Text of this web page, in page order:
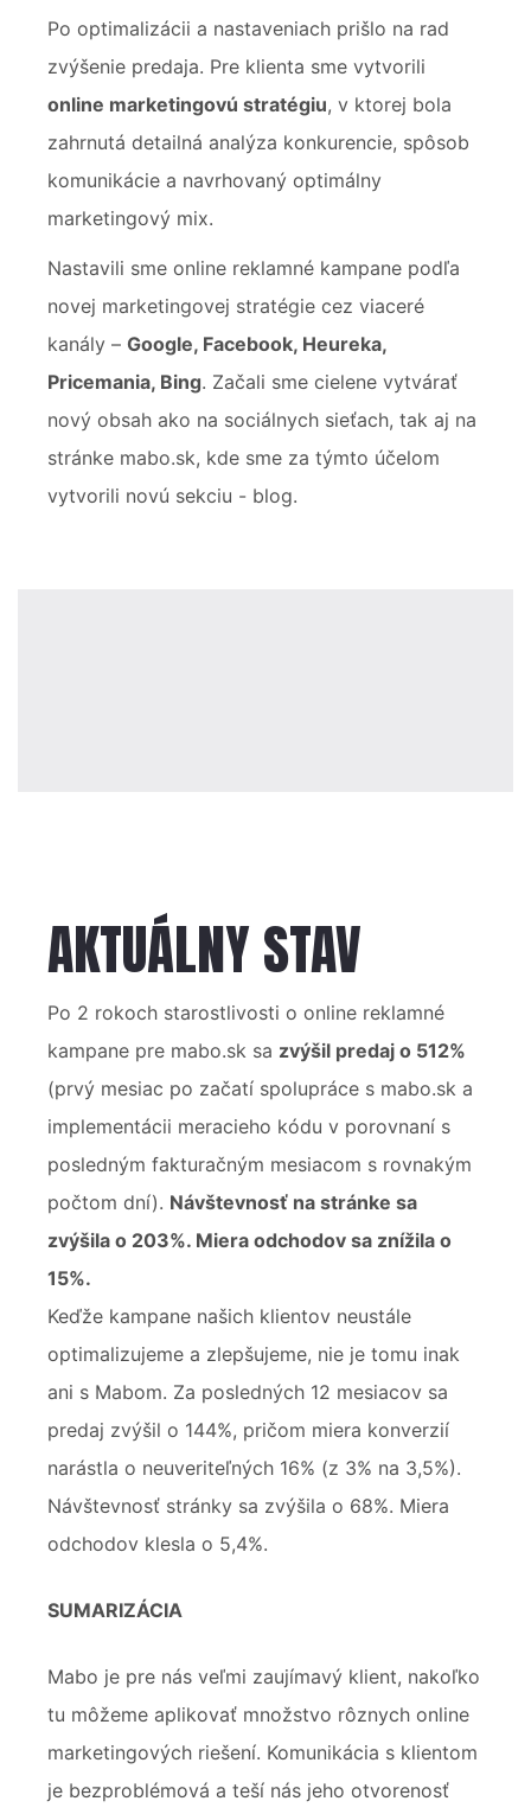
Po optimalizácii a nastaveniach prišlo na rad
zvýšenie predaja. Pre klienta sme vytvorili
online marketingovú stratégiu, v ktorej bola
zahrnutá detailná analýza konkurencie, spôsob
komunikácie a navrhovaný optimálny
marketingový mix.
Nastavili sme online reklamné kampane podľa
novej marketingovej stratégie cez viaceré
kanály – Google, Facebook, Heureka,
Pricemania, Bing. Začali sme cielene vytvárať
nový obsah ako na sociálnych sieťach, tak aj na
stránke mabo.sk, kde sme za týmto účelom
vytvorili novú sekciu - blog.
AKTUÁLNY STAV
Po 2 rokoch starostlivosti o online reklamné
kampane pre mabo.sk sa zvýšil predaj o 512%
(prvý mesiac po začatí spolupráce s mabo.sk a
implementácii meracieho kódu v porovnaní s
posledným fakturačným mesiacom s rovnakým
počtom dní). Návštevnosť na stránke sa
zvýšila o 203%. Miera odchodov sa znížila o
15%.
Keďže kampane našich klientov neustále
optimalizujeme a zlepšujeme, nie je tomu inak
ani s Mabom. Za posledných 12 mesiacov sa
predaj zvýšil o 144%, pričom miera konverzií
narástla o neuveriteľných 16% (z 3% na 3,5%).
Návštevnosť stránky sa zvýšila o 68%. Miera
odchodov klesla o 5,4%.
SUMARIZÁCIA
Mabo je pre nás veľmi zaujímavý klient, nakoľko
tu môžeme aplikovať množstvo rôznych online
marketingových riešení. Komunikácia s klientom
je bezproblémová a teší nás jeho otvorenosť